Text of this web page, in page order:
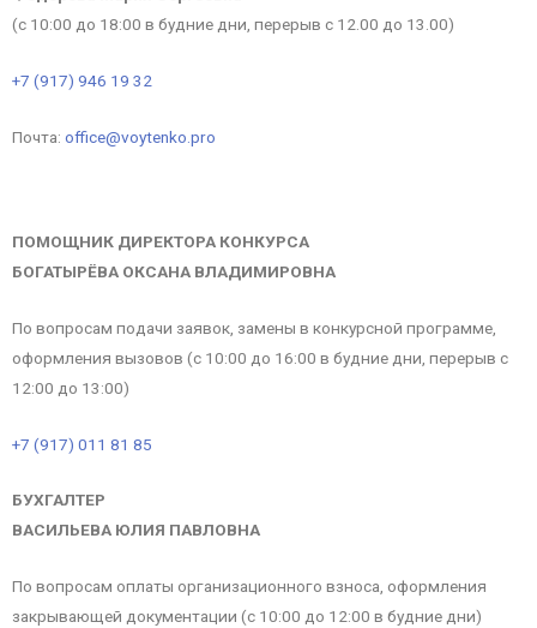
(с 10:00 до 18:00 в будние дни, перерыв с 12.00 до 13.00)
+7 (917) 946 19 32
Почта: office@voytenko.pro
ПОМОЩНИК ДИРЕКТОРА КОНКУРСА
БОГАТЫРЁВА ОКСАНА ВЛАДИМИРОВНА
По вопросам подачи заявок, замены в конкурсной программе,
оформления вызовов (с 10:00 до 16:00 в будние дни, перерыв с
12:00 до 13:00)
+7 (917) 011 81 85
БУХГАЛТЕР
ВАСИЛЬЕВА ЮЛИЯ ПАВЛОВНА
По вопросам оплаты организационного взноса, оформления
закрывающей документации (с 10:00 до 12:00 в будние дни)